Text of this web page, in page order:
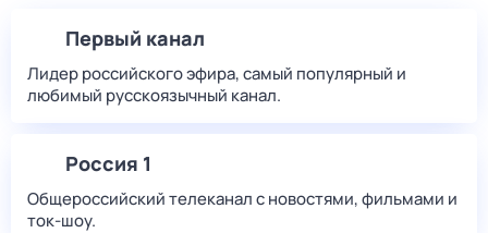
Первый канал
Лидер российского эфира, самый популярный и
любимый русскоязычный канал.
Россия 1
Общероссийский телеканал с новостями, фильмами и
ток-шоу.